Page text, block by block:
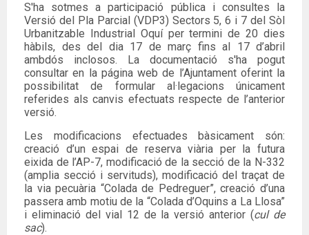
S'ha sotmes a participació pública i consultes la
Versió del Pla Parcial (VDP3) Sectors 5, 6 i 7 del Sòl
Urbanitzable Industrial Oquí per termini de 20 dies
hàbils, des del dia 17 de març fins al 17 d’abril
ambdós inclosos. La documentació s'ha pogut
consultar en la página web de l’Ajuntament oferint la
possibilitat de formular al·legacions únicament
referides als canvis efectuats respecte de l’anterior
versió.
Les modificacions efectuades bàsicament són:
creació d’un espai de reserva viària per la futura
eixida de l’AP-7, modificació de la secció de la N-332
(amplia secció i servituds), modificació del traçat de
la via pecuària “Colada de Pedreguer”, creació d’una
passera amb motiu de la “Colada d’Oquins a La Llosa”
i eliminació del vial 12 de la versió anterior (cul de
sac).